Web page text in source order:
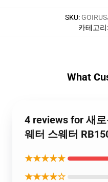
SKU:
카테고리:
What
4 reviews for 새
웨터 스웨터
★★★★★
★★★★☆